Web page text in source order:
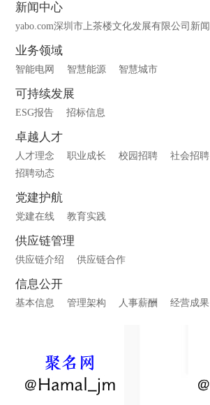
新闻中心
yabo.com深圳市上茶楼文化发展有限公司新闻
业务领域
智能电网 智慧能源 智慧城市
可持续发展
ESG报告 招标信息
卓越人才
人才理念 职业成长 校园招聘 社会招聘
招聘动态
党建护航
党建在线 教育实践
供应链管理
供应链介绍 供应链合作
信息公开
基本信息 管理架构 人事薪酬 经营成果